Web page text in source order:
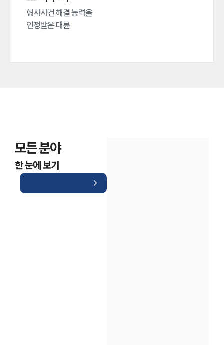
형사사건 해결 능력을
인정받은 대륜
모든 분야
한 눈에 보기